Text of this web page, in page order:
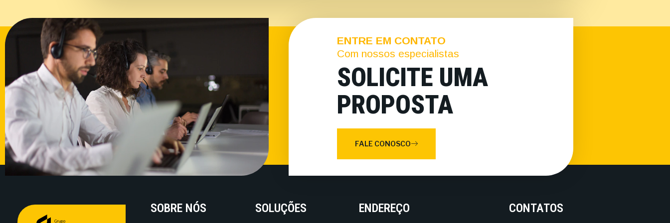
ENTRE EM CONTATO
Com nossos especialistas
SOLICITE UMA
PROPOSTA
FALE CONOSCO
SOBRE NÓS SOLUÇÕES ENDEREÇO CONTATOS